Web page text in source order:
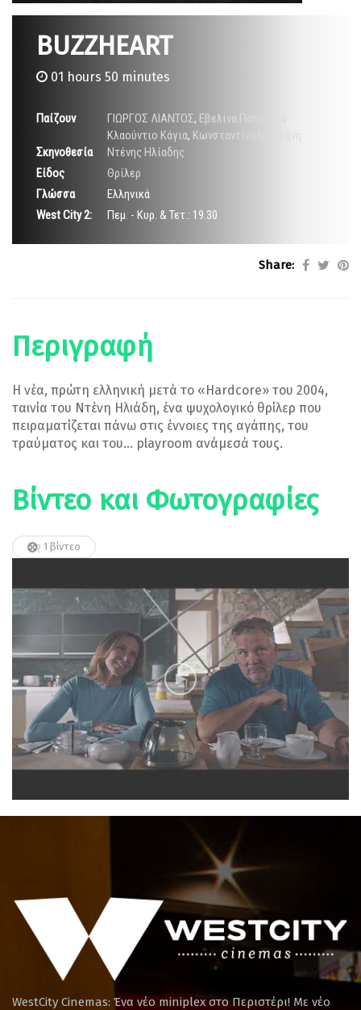
BUZZHEART
01 hours 50 minutes
Παίζουν ΓΙΩΡΓΟΣ ΛΙΑΝΤΟΣ, Εβελίνα Παπούλια
Κλαούντιο Κάγια, Κωνσταντίνα Μεσσήνη
Σκηνοθεσία
Ντένης Ηλίαδης
Είδος
Θρίλερ
Γλώσσα
Ελληνικά
West City 2:
Πεμ. - Κυρ. & Τετ.: 19.30
Share:
Περιγραφή
Η νέα, πρώτη ελληνική μετά το «Hardcore» του 2004,
ταινία του Ντένη Ηλιάδη, ένα ψυχολογικό θρίλερ που
πειραματίζεται πάνω στις έννοιες της αγάπης, του
τραύματος και του… playroom ανάμεσά τους.
Βίντεο και Φωτογραφίες
1 βίντεο
WestCity Cinemas: Ένα νέο miniplex στο Περιστέρι! Mε νέο